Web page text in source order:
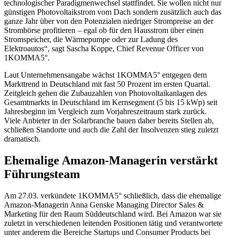
technologischer Paradigmenwechsel stattfindet. Sie wollen nicht nur
günstigen Photovoltaikstrom vom Dach sondern zusätzlich auch das
ganze Jahr über von den Potenzialen niedriger Strompreise an der
Strombörse profitieren – egal ob für den Hausstrom über einen
Stromspeicher, die Wärmepumpe oder zur Ladung des
Elektroautos“, sagt Sascha Koppe, Chief Revenue Officer von
1KOMMA5°.
Laut Unternehmensangabe wächst 1KOMMA5° entgegen dem
Markttrend in Deutschland mit fast 50 Prozent im ersten Quartal.
Zeitgleich gehen die Zubauzahlen von Photovoltaikanlagen des
Gesamtmarkts in Deutschland im Kernsegment (5 bis 15 kWp) seit
Jahresbeginn im Vergleich zum Vorjahreszeitraum stark zurück.
Viele Anbieter in der Solarbranche bauen daher bereits Stellen ab,
schließen Standorte und auch die Zahl der Insolvenzen stieg zuletzt
dramatisch.
Ehemalige Amazon-Managerin verstärkt
Führungsteam
Am 27.03. verkündete 1KOMMA5° schließlich, dass die ehemalige
Amazon-Managerin Anna Genske Managing Director Sales &
Marketing für den Raum Süddeutschland wird. Bei Amazon war sie
zuletzt in verschiedenen leitenden Positionen tätig und verantwortete
unter anderem die Bereiche Startups und Consumer Products bei